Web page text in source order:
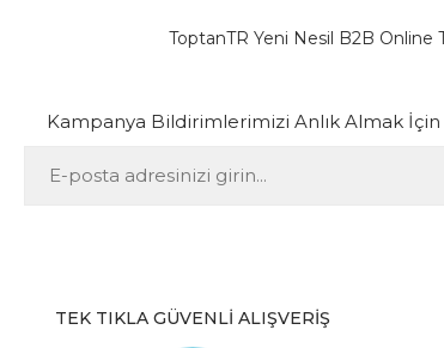
ToptanTR Yeni Nesil B2B Online
Kampanya Bildirimlerimizi Anlık Almak İçin
TEK TIKLA GÜVENLİ ALIŞVERİŞ